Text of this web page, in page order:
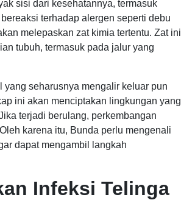
sisi dari kesehatannya, termasuk
terhadap alergen seperti debu
melepaskan zat kimia tertentu. Zat ini
tubuh, termasuk pada jalur yang
seharusnya mengalir keluar pun
ini akan menciptakan lingkungan yang
terjadi berulang, perkembangan
karena itu, Bunda perlu mengenali
dapat mengambil langkah
Infeksi Telinga